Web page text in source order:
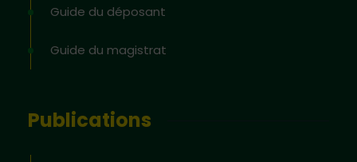
Guide du déposant
Guide du magistrat
Publications